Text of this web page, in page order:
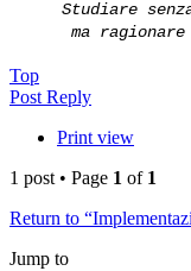
Studiare
ma
Top
Post Reply
Print view
1 post • Page 1 of 1
Return to
Jump to